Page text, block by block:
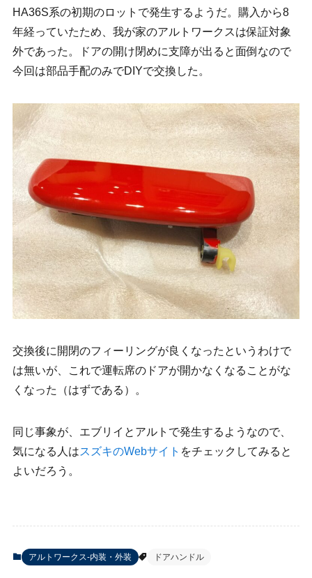
HA36S系の初期のロットで発生するようだ。購入から8
年経っていたため、我が家のアルトワークスは保証対象
外であった。ドアの開け閉めに支障が出ると面倒なので
今回は部品手配のみでDIYで交換した。
交換後に開閉のフィーリングが良くなったというわけで
は無いが、これで運転席のドアが開かなくなることがな
くなった（はずである）。
同じ事象が、エブリイとアルトで発生するようなので、
気になる人はスズキのWebサイト をチェックしてみると
よいだろう。
アルトワークス-内装・外装 ドアハンドル